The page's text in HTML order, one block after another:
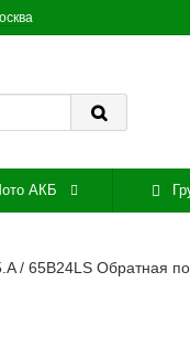
АКБ
/ 65B24LS Обратная